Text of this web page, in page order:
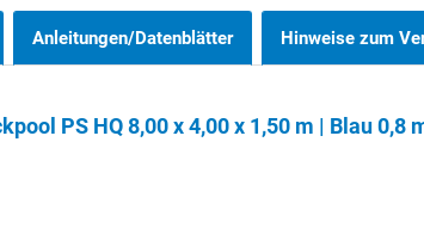
Anleitungen/Datenblätter Hinweise zum
PS HQ 8,00 x 4,00 x 1,50 m | Blau 0,8